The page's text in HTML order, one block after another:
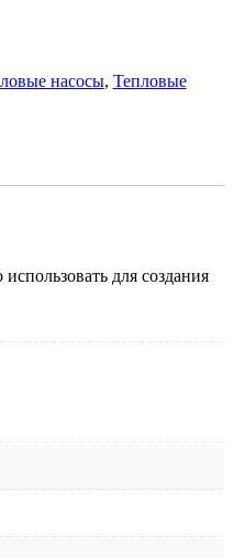
насосы, Тепловые
для создания